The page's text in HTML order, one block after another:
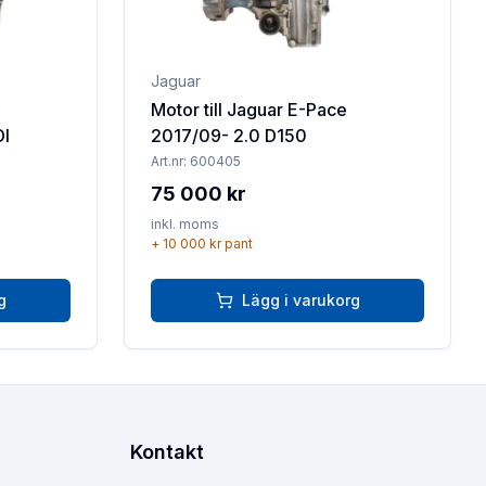
Jaguar
Motor till Jaguar E-Pace
2017/09- 2.0 D150
Art.nr: 600405
75 000 kr
inkl. moms
+ 10 000 krpant
Lägg i varukorg
Kontakt